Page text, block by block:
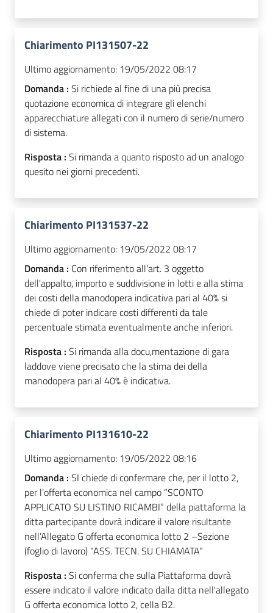
Chiarimento PI131507-22
Ultimo aggiornamento: 19/05/2022 08:17
Domanda : Si richiede al fine di una più precisa
quotazione economica di integrare gli elenchi
apparecchiature allegati con il numero di serie/numero
di sistema.
Risposta : Si rimanda a quanto risposto ad un analogo
quesito nei giorni precedenti.
Chiarimento PI131537-22
Ultimo aggiornamento: 19/05/2022 08:17
Domanda : Con riferimento all'art. 3 oggetto
dell'appalto, importo e suddivisione in lotti e alla stima
dei costi della manodopera indicativa pari al 40% si
chiede di poter indicare costi differenti da tale
percentuale stimata eventualmente anche inferiori.
Risposta : Si rimanda alla docu,mentazione di gara
laddove viene precisato che la stima dei della
manodopera pari al 40% è indicativa.
Chiarimento PI131610-22
Ultimo aggiornamento: 19/05/2022 08:16
Domanda : SI chiede di confermare che, per il lotto 2,
per l'offerta economica nel campo “SCONTO
APPLICATO SU LISTINO RICAMBI” della piattaforma la
ditta partecipante dovrà indicare il valore risultante
nell’Allegato G offerta economica lotto 2 –Sezione
(foglio di lavoro) "ASS. TECN. SU CHIAMATA"
Risposta : Si conferma che sulla Piattaforma dovrà
essere indicato il valore indicato dalla ditta nell'allegato
G offerta economica lotto 2, cella B2.